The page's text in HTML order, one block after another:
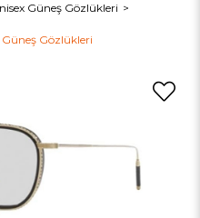
Güneş Gözlükleri
Güneş Gözlükleri